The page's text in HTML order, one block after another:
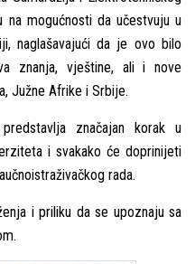
na mogućnosti da učestvuju u
naglašavajući da je ovo bilo
znanja, vještine, ali i nove
Južne Afrike i Srbije.
značajan korak u
i svakako će doprinijeti
rada.
i priliku da se upoznaju sa